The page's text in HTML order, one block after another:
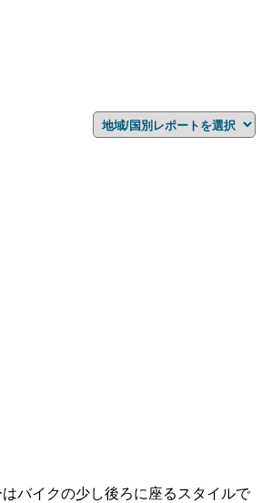
バイクの少し後ろに座るスタイルで